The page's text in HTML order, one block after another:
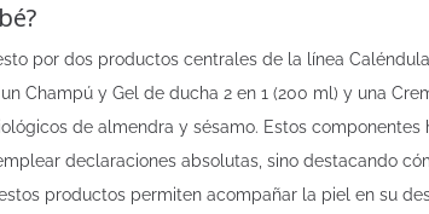
por dos productos centrales de la línea
Champú y Gel de ducha 2 en 1 (200 ml) y una
de almendra y sésamo. Estos componentes
declaraciones absolutas, sino destacando
productos permiten acompañar la piel en su